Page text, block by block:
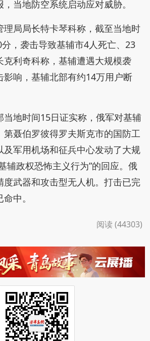
当地防空系统启动应对威胁。
理局局长特卡琴科称，截至当地时
，袭击导致基辅市4人死亡、23
克利奇科称，基辅遭遇大规模袭
影响，基辅北部有约14万用户断
当地时间15日证实称，俄军对基辅
第聂伯罗彼得罗夫斯克市的国防工
及军用机场和征兵中心发动了大规
辅政权恐怖主义行为”的回应。俄
度武器和攻击型无人机。打击已完
中。
阅读 (44303)